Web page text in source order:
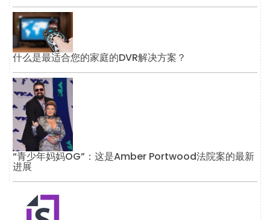
什么是最适合您的家庭的DVR解决方案？
“青少年妈妈OG”：这是Amber Portwood法院案的最新
进展